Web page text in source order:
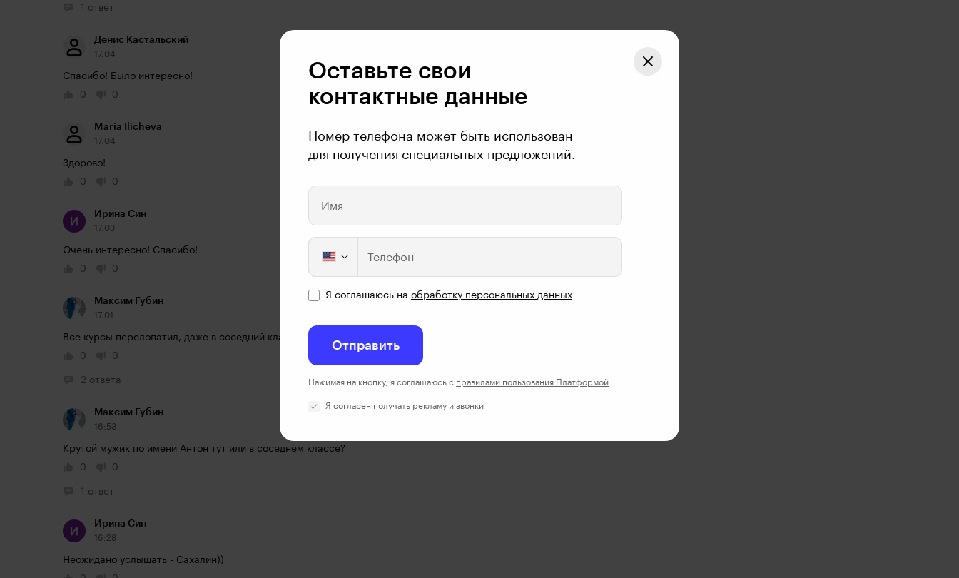
1 ответ
Денис Кастальский
17:04
Спасибо! Было интересно!
0
0
Maria Ilicheva
17:04
Здорово!
0
0
Ирина Син
17:03
Очень интересно! Спасибо!
0
0
Максим Губин
17:01
Все курсы перелопатил, даже в соседний класс к букмекерам занесло.
0
0
2 ответа
Максим Губин
16:53
Крутой мужик по имени Антон тут или в соседнем классе?
0
0
1 ответ
Ирина Син
16:28
Неожидано услышать - Сахалин))
Оставьте свои
контактные данные
Номер телефона может быть использован
для получения специальных предложений.
Имя
Телефон
Я соглашаюсь на обработку персональных данных
Отправить
Нажимая на кнопку, я соглашаюсь с правилами пользования Платформой
Я согласен получать рекламу и звонки